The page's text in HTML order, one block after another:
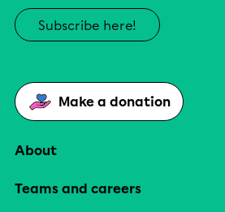
Subscribe here!
Make a donation
About
Teams and careers